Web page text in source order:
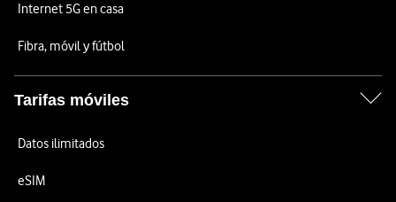
Internet 5G en casa
Fibra, móvil y fútbol
Tarifas móviles
Datos ilimitados
eSIM